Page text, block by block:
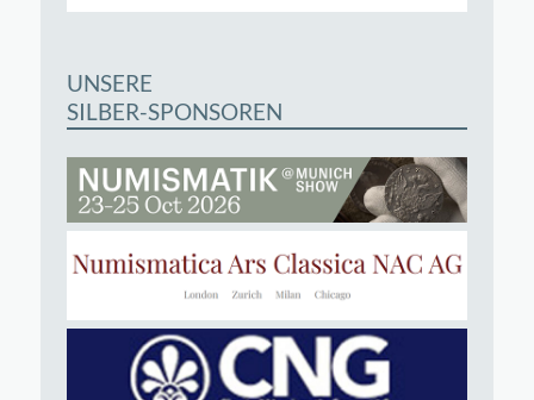
UNSERE
SILBER-SPONSOREN